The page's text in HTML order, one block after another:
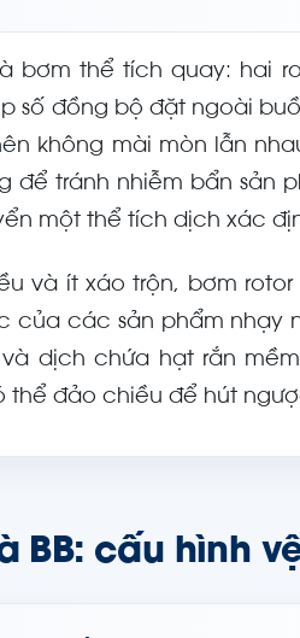
bơm thể tích quay: hai
số đồng bộ đặt ngoài
không mài mòn lẫn
để tránh nhiễm bẩn sản
một thể tích dịch xác
và ít xáo trộn, bơm
của các sản phẩm nhạy
dịch chứa hạt rắn
thể đảo chiều để hút
BB: cấu hình